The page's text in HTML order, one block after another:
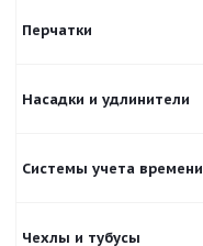
Перчатки
Насадки и удлинители
Системы учета времени
Чехлы и тубусы